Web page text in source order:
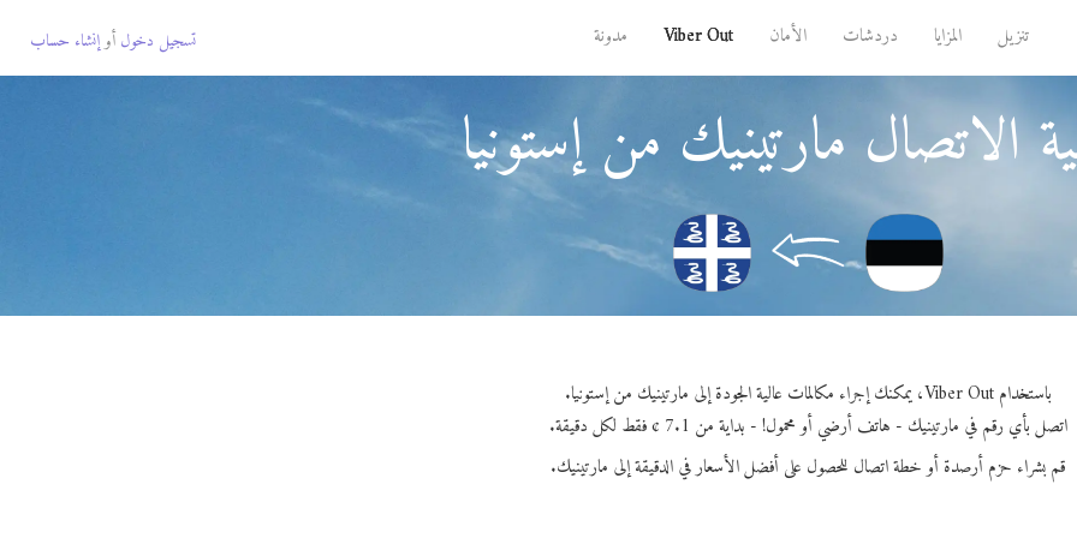
تنزيل المزايا دردشات الأمان Viber Out مدونة تسجيل دخول أوإنشاء حساب
الاتصال مارتينيك من إستونيا
باستخدام Viber Out، يمكنك إجراء مكالمات عالية الجودة إلى مارتينيك من إستونيا.
اتصل بأي رقم في مارتينيك - هاتف أرضي أو محمول! - بداية من 7.1 ¢ فقط لكل دقيقة.
قم بشراء حزم أرصدة أو خطة اتصال للحصول على أفضل الأسعار في الدقيقة إلى مارتينيك.